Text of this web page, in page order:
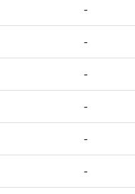
-
-
-
-
-
-